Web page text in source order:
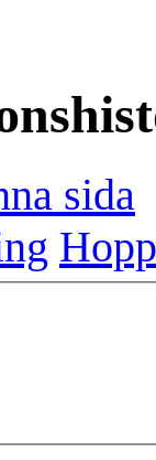
sida